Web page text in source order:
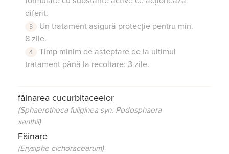
diferit.
Un tratament asigură protecție pentru min.
8 zile.
Timp minim de așteptare de la ultimul
tratament până la recoltare: 3 zile.
făinarea cucurbitaceelor
(Sphaerotheca fuliginea syn. Podosphaera
xanthii)
Făinare
(Erysiphe cichoracearum)